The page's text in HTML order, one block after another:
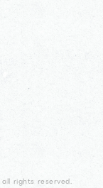
rights reserved.